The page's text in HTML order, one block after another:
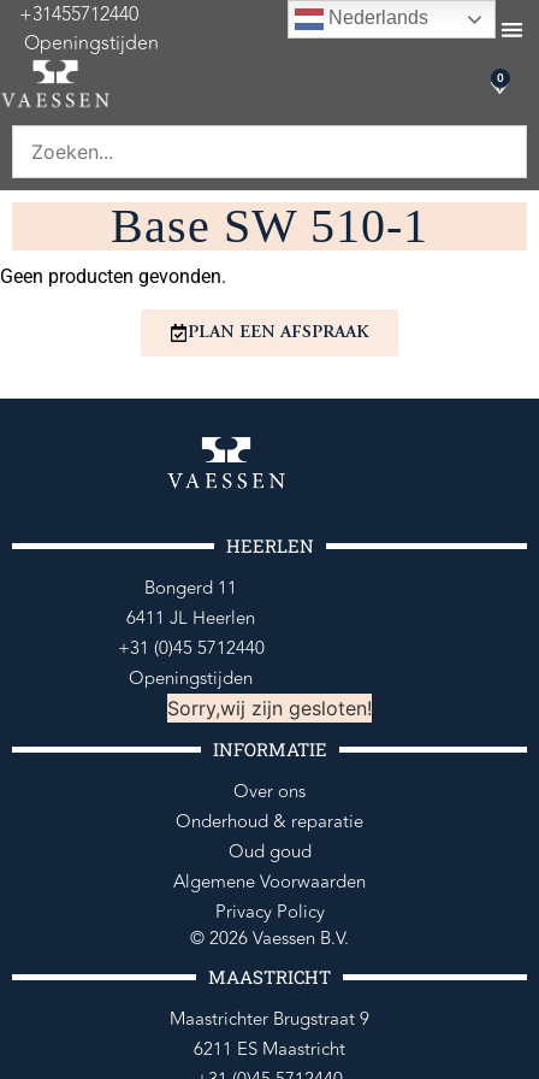
+31455712440
Openingstijden
0
Base SW 510-1
Geen producten gevonden.
PLAN EEN AFSPRAAK
HEERLEN
Bongerd 11
6411 JL Heerlen
+31 (0)45 5712440
Openingstijden
Sorry,wij zijn gesloten!
INFORMATIE
Over ons
Onderhoud & reparatie
Oud goud
Algemene Voorwaarden
Privacy Policy
© 2026 Vaessen B.V.
MAASTRICHT
Maastrichter Brugstraat 9
6211 ES Maastricht
Nederlands